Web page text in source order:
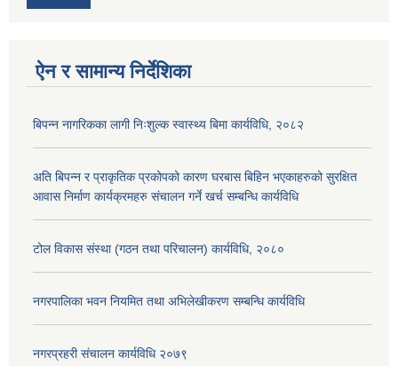
ऐन र सामान्य निर्देशिका
बिपन्न नागरिकका लागी निःशुल्क स्वास्थ्य बिमा कार्यविधि, २०८२
अति बिपन्न र प्राकृतिक प्रकोपको कारण घरबास बिहिन भएकाहरुको सुरक्षित
आवास निर्माण कार्यक्रमहरु संचालन गर्ने खर्च सम्बन्धि कार्यविधि
टोल विकास संस्था (गठन तथा परिचालन) कार्यविधि, २०८०
नगरपालिका भवन नियमित तथा अभिलेखीकरण सम्बन्धि कार्यविधि
नगरप्रहरी संचालन कार्यविधि २०७९